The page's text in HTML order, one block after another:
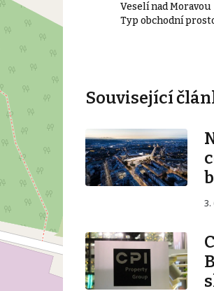
702 m²
Veselí nad Moravou
Typ obchodní
Související
3.